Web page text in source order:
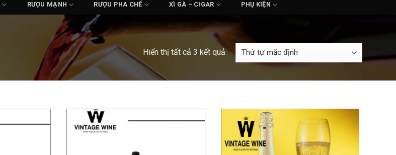
RƯỢU MẠNH RƯỢU PHA CHẾ XÌ GÀ – CIGAR PHỤ KIỆN
Hiển thị tất cả 3 kết quả